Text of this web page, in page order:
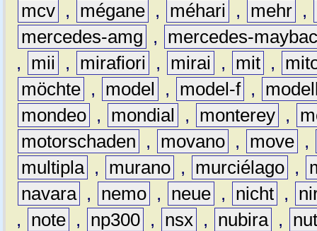
mcv , mégane , méhari , mehr ,
mercedes-amg
,
mercedes-
,
mii , mirafiori , mirai , mit ,
möchte , model , model-f ,
mondeo , mondial , monterey ,
motorschaden
, movano , move ,
multipla , murano , murciélago ,
navara , nemo , neue , nicht ,
,
note , np300 , nsx , nubira ,